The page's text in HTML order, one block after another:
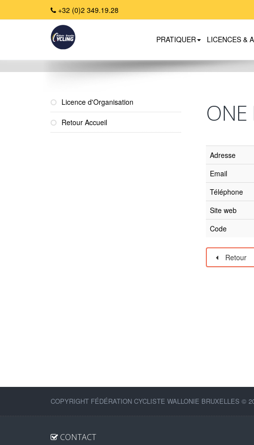
+32 (0)2 349.19.28
PRATIQUER LICENCES &
Licence d'Organisation
Retour Accueil ONE
Adresse
Email
Téléphone
Site web
Code
Retour
COPYRIGHT FÉDÉRATION CYCLISTE WALLONIE BRUXELLES ©
CONTACT